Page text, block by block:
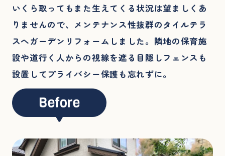
いくら取ってもまた生えてくる状況は望ましくあ
りませんので、メンテナンス性抜群のタイルテラ
スへガーデンリフォームしました。隣地の保育施
設や道行く人からの視線を遮る目隠しフェンスも
設置してプライバシー保護も忘れずに。